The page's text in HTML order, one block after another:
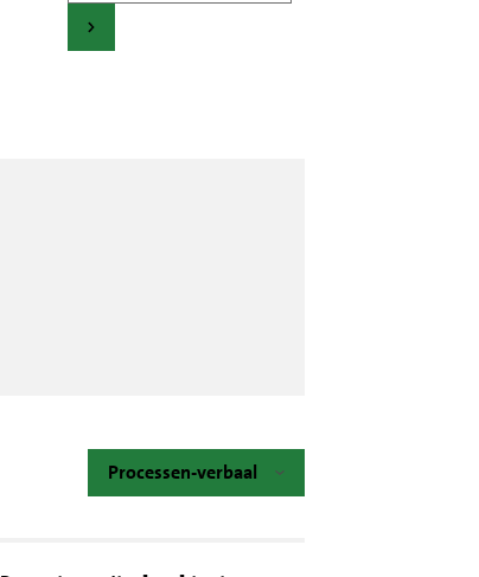
Processen-verbaal